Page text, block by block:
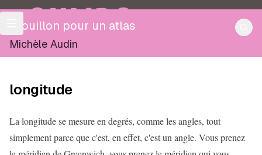
OULIPO
Brouillon pour un atlas
Michèle Audin
longitude
La longitude se mesure en degrés, comme les angles, tout
simplement parce que c'est, en effet, c'est un angle. Vous prenez